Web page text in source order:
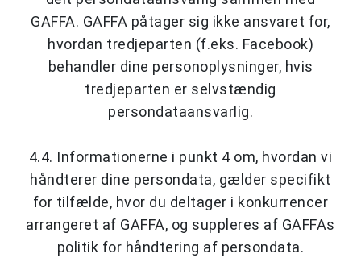
GAFFA. GAFFA påtager sig ikke ansvaret for,
hvordan tredjeparten (f.eks. Facebook)
behandler dine personoplysninger, hvis
tredjeparten er selvstændig
persondataansvarlig.
4.4. Informationerne i punkt 4 om, hvordan vi
håndterer dine persondata, gælder specifikt
for tilfælde, hvor du deltager i konkurrencer
arrangeret af GAFFA, og suppleres af GAFFAs
politik for håndtering af persondata.